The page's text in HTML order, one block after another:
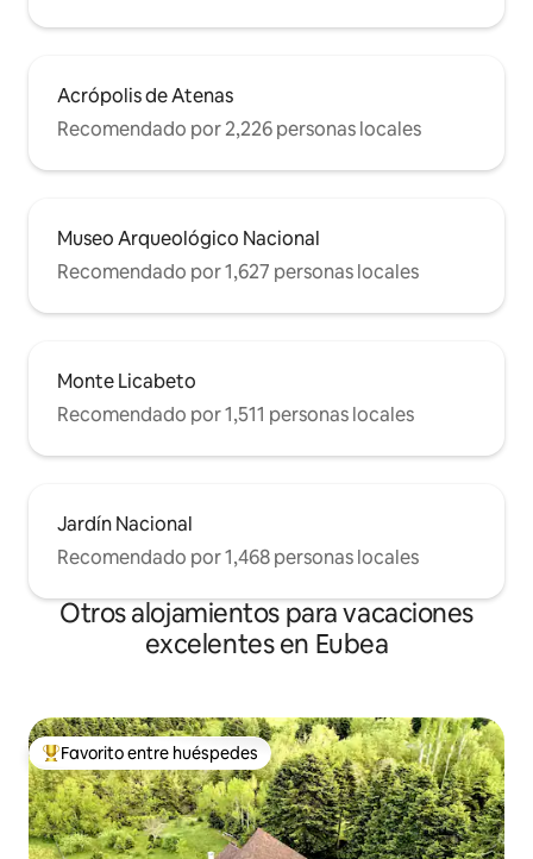
Acrópolis de Atenas
Recomendado por 2,226 personas locales
Museo Arqueológico Nacional
Recomendado por 1,627 personas locales
Monte Licabeto
Recomendado por 1,511 personas locales
Jardín Nacional
Recomendado por 1,468 personas locales
Otros alojamientos para vacaciones
excelentes en Eubea
Favorito entre huéspedes preferido
Favorito entre huéspedes